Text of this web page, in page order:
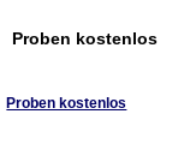
Proben kostenlos
Proben kostenlos